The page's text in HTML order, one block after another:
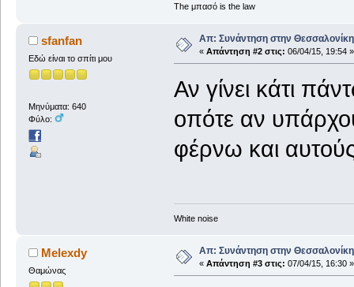
The μπασό is the law
sfanfan
Εδώ είναι το σπίτι μου
Μηνύματα: 640
Φύλο:
Απ: Συνάντηση στην
« Απάντηση #2 στις: 06/04/15, 19:54 »
Αν γίνει κάτι
οπότε αν
φέρνω και
White noise
Μelexdy
Θαμώνας
Απ: Συνάντηση στην
« Απάντηση #3 στις: 07/04/15, 16:30 »